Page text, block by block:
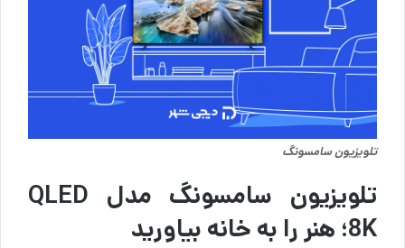
تلویزیون سامسونگ
تلویزیون سامسونگ مدل QLED
8K؛ هنر را به خانه بیاورید